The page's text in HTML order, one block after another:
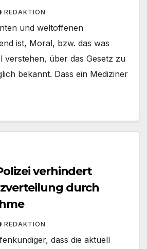
REDAKTION
und weltoffenen
ist, Moral, bzw. das was
verstehen, über das Gesetz zu
bekannt. Dass ein Mediziner
verhindert
durch
REDAKTION
dass die aktuell